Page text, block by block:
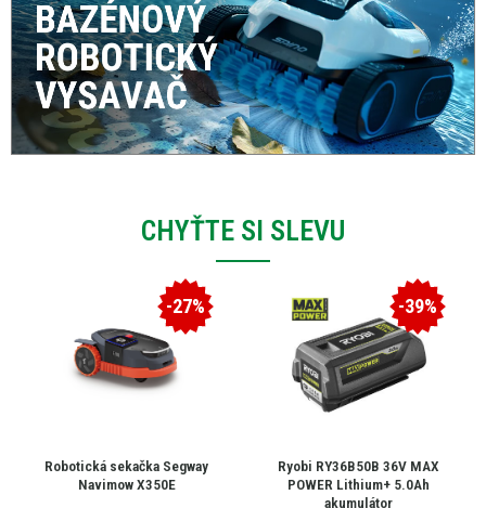
CHYŤTE SI SLEVU
-27%
Robotická sekačka Segway
Navimow X350E
-39%
Ryobi RY36B50B 36V MAX
POWER Lithium+ 5.0Ah
akumulátor